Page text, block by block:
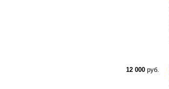
12 000 руб.